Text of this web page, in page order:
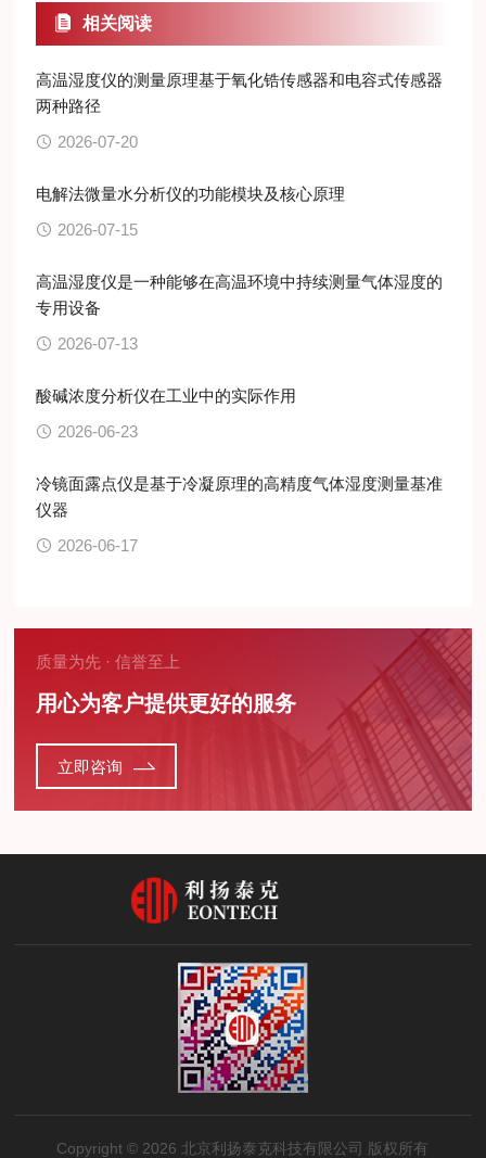
相关阅读
高温湿度仪的测量原理基于氧化锆传感器和电容式传感器
两种路径
2026-07-20
电解法微量水分析仪的功能模块及核心原理
2026-07-15
高温湿度仪是一种能够在高温环境中持续测量气体湿度的
专用设备
2026-07-13
酸碱浓度分析仪在工业中的实际作用
2026-06-23
冷镜面露点仪是基于冷凝原理的高精度气体湿度测量基准
仪器
2026-06-17
质量为先 · 信誉至上
用心为客户提供更好的服务
立即咨询
Copyright © 2026 北京利扬泰克科技有限公司 版权所有